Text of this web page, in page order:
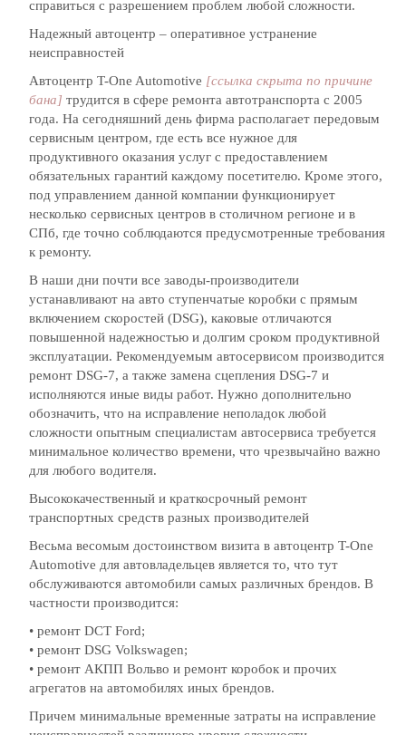
справиться с разрешением проблем любой сложности.
Надежный автоцентр – оперативное устранение
неисправностей
Автоцентр T-One Automotive [ссылка скрыта по причине
бана] трудится в сфере ремонта автотранспорта с 2005
года. На сегодняшний день фирма располагает передовым
сервисным центром, где есть все нужное для
продуктивного оказания услуг с предоставлением
обязательных гарантий каждому посетителю. Кроме этого,
под управлением данной компании функционирует
несколько сервисных центров в столичном регионе и в
СПб, где точно соблюдаются предусмотренные требования
к ремонту.
В наши дни почти все заводы-производители
устанавливают на авто ступенчатые коробки с прямым
включением скоростей (DSG), каковые отличаются
повышенной надежностью и долгим сроком продуктивной
эксплуатации. Рекомендуемым автосервисом производится
ремонт DSG-7, а также замена сцепления DSG-7 и
исполняются иные виды работ. Нужно дополнительно
обозначить, что на исправление неполадок любой
сложности опытным специалистам автосервиса требуется
минимальное количество времени, что чрезвычайно важно
для любого водителя.
Высококачественный и краткосрочный ремонт
транспортных средств разных производителей
Весьма весомым достоинством визита в автоцентр T-One
Automotive для автовладельцев является то, что тут
обслуживаются автомобили самых различных брендов. В
частности производится:
• ремонт DCT Ford;
• ремонт DSG Volkswagen;
• ремонт АКПП Вольво и ремонт коробок и прочих
агрегатов на автомобилях иных брендов.
Причем минимальные временные затраты на исправление